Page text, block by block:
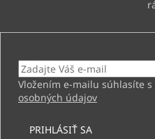
Vložením e-mailu súhlasíte s
osobných údajov
PRIHLÁSIŤ SA